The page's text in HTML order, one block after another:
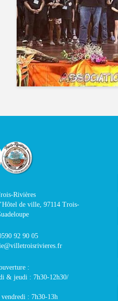
Rivières
de ville, 97114 Trois-
92 90 05
:
& jeudi : 7h30-12h30/
: 7h30-13h